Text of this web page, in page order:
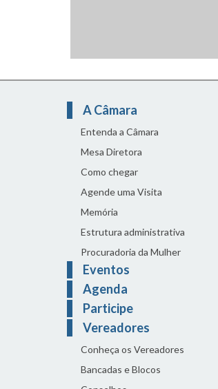
A Câmara
Entenda a Câmara
Mesa Diretora
Como chegar
Agende uma Visita
Memória
Estrutura administrativa
Procuradoria da Mulher
Eventos
Agenda
Participe
Vereadores
Conheça os Vereadores
Bancadas e Blocos